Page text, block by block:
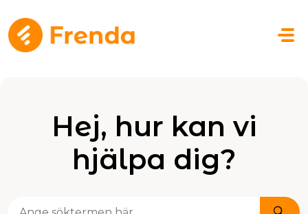
Hoppa över till huvudinnehåll
Hej, hur kan vi
hjälpa dig?